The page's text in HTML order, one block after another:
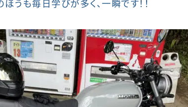
うも毎日学びが多く、一瞬です！！